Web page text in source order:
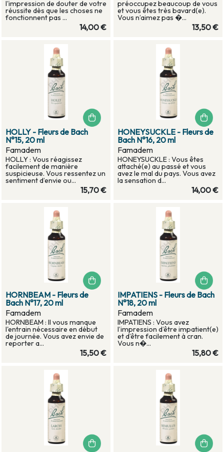
l'impression de douter de votre
réussite dès que les choses ne
fonctionnent pas ...
14,00 €
préoccupez beaucoup de vous
et vous êtes très bavard(e).
Vous n’aimez pas �...
13,50 €
HOLLY - Fleurs de Bach
N°15, 20 ml
Famadem
HOLLY : Vous réagissez
facilement de manière
suspicieuse. Vous ressentez un
sentiment d’envie ou...
15,70 €
HONEYSUCKLE - Fleurs de
Bach N°16, 20 ml
Famadem
HONEYSUCKLE : Vous êtes
attaché(e) au passé et vous
avez le mal du pays. Vous avez
la sensation d...
14,00 €
HORNBEAM - Fleurs de
Bach N°17, 20 ml
Famadem
HORNBEAM : Il vous manque
l'entrain nécessaire en début
de journée. Vous avez envie de
reporter a...
15,50 €
IMPATIENS - Fleurs de Bach
N°18, 20 ml
Famadem
IMPATIENS : Vous avez
l’impression d’être impatient(e)
et d’être facilement à cran.
Vous n�...
15,80 €